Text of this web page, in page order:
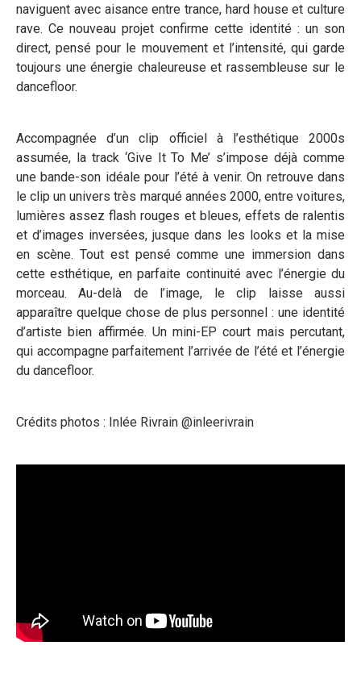
naviguent avec aisance entre trance, hard house et culture
rave. Ce nouveau projet confirme cette identité : un son
direct, pensé pour le mouvement et l’intensité, qui garde
toujours une énergie chaleureuse et rassembleuse sur le
dancefloor.
Accompagnée d’un clip officiel à l’esthétique 2000s
assumée, la track ‘Give It To Me’ s’impose déjà comme
une bande-son idéale pour l’été à venir. On retrouve dans
le clip un univers très marqué années 2000, entre voitures,
lumières assez flash rouges et bleues, effets de ralentis
et d’images inversées, jusque dans les looks et la mise
en scène. Tout est pensé comme une immersion dans
cette esthétique, en parfaite continuité avec l’énergie du
morceau. Au-delà de l’image, le clip laisse aussi
apparaître quelque chose de plus personnel : une identité
d’artiste bien affirmée. Un mini-EP court mais percutant,
qui accompagne parfaitement l’arrivée de l’été et l’énergie
du dancefloor.
Crédits photos : Inlée Rivrain @inleerivrain